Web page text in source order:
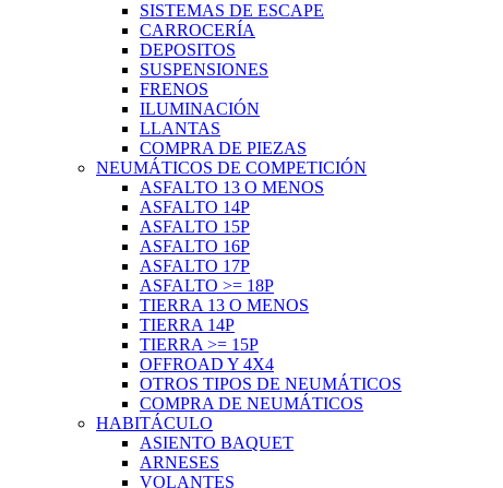
SISTEMAS DE ESCAPE
CARROCERÍA
DEPOSITOS
SUSPENSIONES
FRENOS
ILUMINACIÓN
LLANTAS
COMPRA DE PIEZAS
NEUMÁTICOS DE COMPETICIÓN
ASFALTO 13 O MENOS
ASFALTO 14P
ASFALTO 15P
ASFALTO 16P
ASFALTO 17P
ASFALTO >= 18P
TIERRA 13 O MENOS
TIERRA 14P
TIERRA >= 15P
OFFROAD Y 4X4
OTROS TIPOS DE NEUMÁTICOS
COMPRA DE NEUMÁTICOS
HABITÁCULO
ASIENTO BAQUET
ARNESES
VOLANTES